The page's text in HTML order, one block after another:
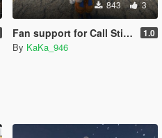
843 3
Fan support for Call Stick [DD-ON&FiveM] 1.0
By KaKa_946